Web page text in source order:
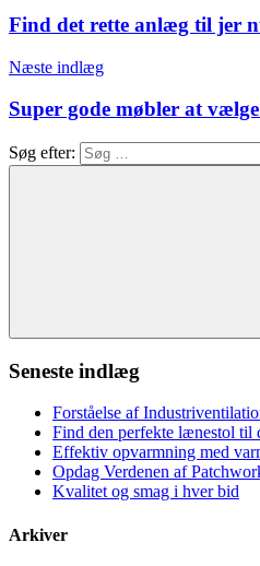
Find det rette anlæg til jer
Næste indlæg
Super gode møbler at
Søg efter:
Seneste indlæg
Forståelse af
Find den perfekte lænestol til
Effektiv opvarmning med
Opdag Verdenen af
Kvalitet og smag i hver bid
Arkiver